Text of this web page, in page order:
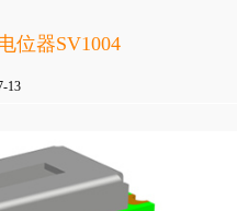
位器SV1004
13